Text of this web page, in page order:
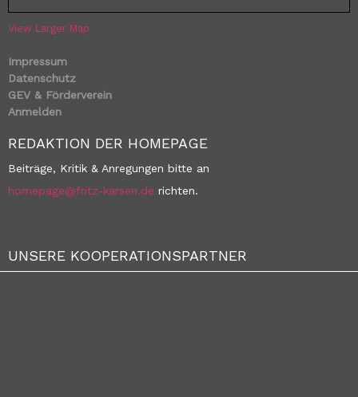
View Larger Map
Impressum
Datenschutz
GEV & Förderverein
Anmelden
REDAKTION DER HOMEPAGE
Beiträge, Kritik & Anregungen bitte an
homepage@fritz-karsen.de richten.
UNSERE KOOPERATIONSPARTNER